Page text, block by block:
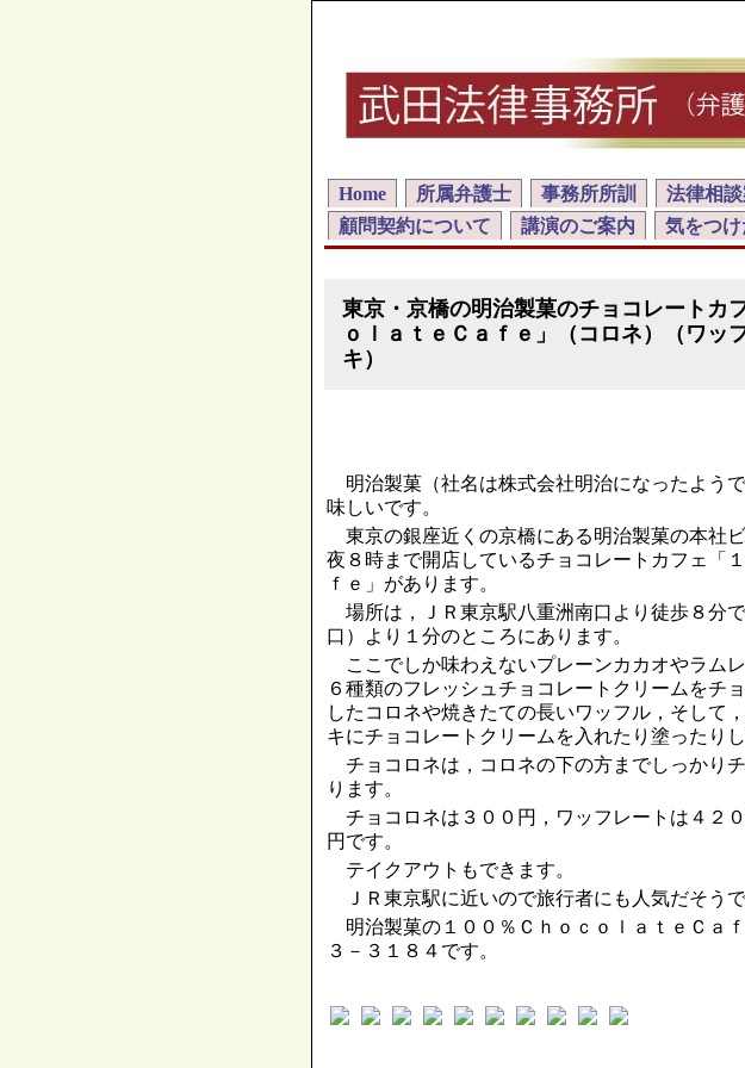
Home 所属弁護士 事務所所訓 法律相
顧問契約について
講演のご案内 気をつ
東京・京橋の明治製菓のチョコレートカ
ｏｌａｔｅＣａｆｅ」（コロネ）（ワッ
キ）
明治製菓（社名は株式会社明治になったよう
味しいです。
東京の銀座近くの京橋にある明治製菓の本社
夜８時まで開店しているチョコレートカフェ「
ｆｅ」があります。
場所は，ＪＲ東京駅八重洲南口より徒歩８分
口）より１分のところにあります。
ここでしか味わえないプレーンカカオやラム
６種類のフレッシュチョコレートクリームをチ
したコロネや焼きたての長いワッフル，そして
キにチョコレートクリームを入れたり塗ったり
チョコロネは，コロネの下の方までしっかり
ります。
チョコロネは３００円，ワッフレートは４２
円です。
テイクアウトもできます。
ＪＲ東京駅に近いので旅行者にも人気だそうで
明治製菓の１００％ＣｈｏｃｏｌａｔｅＣａ
３－３１８４です。